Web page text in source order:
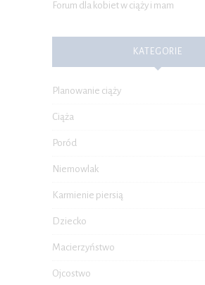
Forum dla kobiet w ciąży i mam
KATEGORIE
Planowanie ciąży
Ciąża
Poród
Niemowlak
Karmienie piersią
Dziecko
Macierzyństwo
Ojcostwo